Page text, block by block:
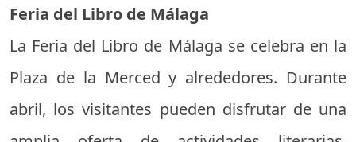
Feria del Libro de Málaga
La Feria del Libro de Málaga se celebra en la
Plaza de la Merced y alrededores. Durante
abril, los visitantes pueden disfrutar de una